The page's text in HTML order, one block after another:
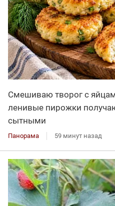
Смешиваю творог с
ленивые пирожки
сытными
Панорама 59 минут назад